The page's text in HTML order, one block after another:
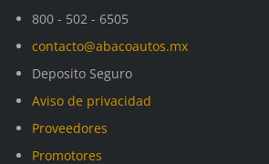
800 - 502 - 6505
contacto@abacoautos.mx
Deposito Seguro
Aviso de privacidad
Proveedores
Promotores